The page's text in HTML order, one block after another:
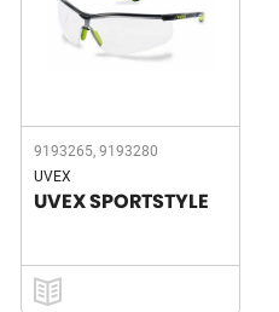
9193265, 9193280
UVEX
UVEX SPORTSTYLE